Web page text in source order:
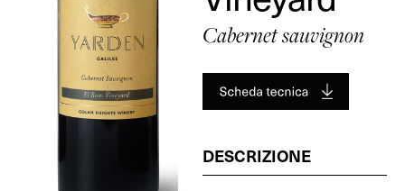
Cabernet sauvignon
DESCRIZIONE